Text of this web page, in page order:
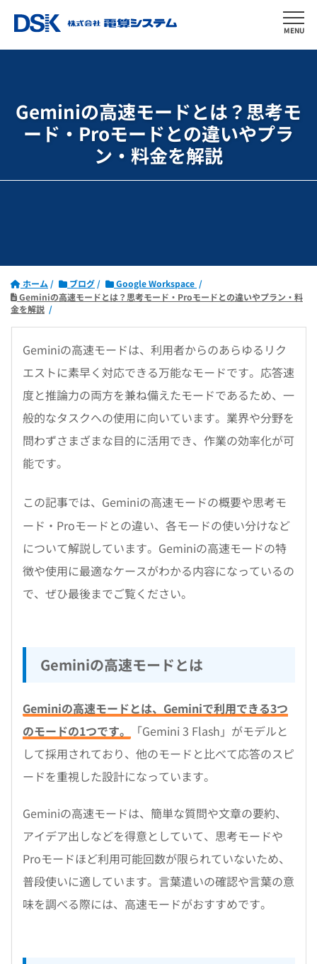
MENU
Geminiの高速モードとは？思考モ
ード・Proモードとの違いやプラ
ン・料金を解説
ホーム ブログ
Google Workspace
Geminiの高速モードとは？思考モード・Proモードとの違いやプラン・料
金を解説
Geminiの高速モードは、利用者からのあらゆるリク
エストに素早く対応できる万能なモードです。応答速
度と推論力の両方を兼ね備えたモードであるため、一
般的なタスクへの使用に向いています。業界や分野を
問わずさまざまな目的に活用でき、作業の効率化が可
能です。
この記事では、Geminiの高速モードの概要や思考モ
ード・Proモードとの違い、各モードの使い分けなど
について解説しています。Geminiの高速モードの特
徴や使用に最適なケースがわかる内容になっているの
で、ぜひ最後までご覧ください。
Geminiの高速モードとは
Geminiの高速モードとは、Geminiで利用できる3つ
のモードの1つです。
「Gemini 3 Flash」がモデルと
して採用されており、他のモードと比べて応答のスピ
ードを重視した設計になっています。
Geminiの高速モードは、簡単な質問や文章の要約、
アイデア出しなどを得意としていて、思考モードや
Proモードほど利用可能回数が限られていないため、
普段使いに適しています。言葉遣いの確認や言葉の意
味を調べる際には、高速モードがおすすめです。